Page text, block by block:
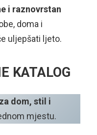
i raznovrstan
doma i
uljepšati ljeto.
KATALOG
dom, stil i
mjestu.